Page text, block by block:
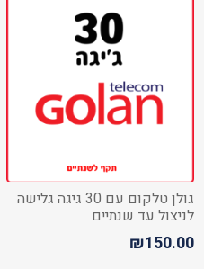
גולן טלקום עם 30 גיגה גלישה
לניצול עד שנתיים
₪150.00